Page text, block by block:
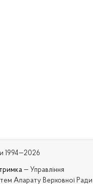
1994—2026
— Управління
Апарату Верховної Ради